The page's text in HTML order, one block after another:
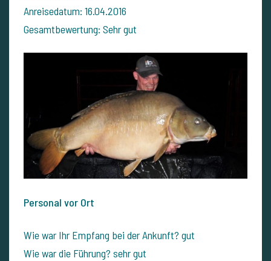
Anreisedatum: 16.04.2016
Gesamtbewertung: Sehr gut
Personal vor Ort
Wie war Ihr Empfang bei der Ankunft? gut
Wie war die Führung? sehr gut